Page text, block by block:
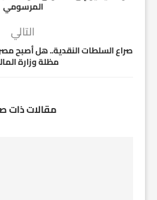
المرسومي
التالي
صراع السلطات النقدية.. هل أصبح
مظلة وزارة
مقالات ذات